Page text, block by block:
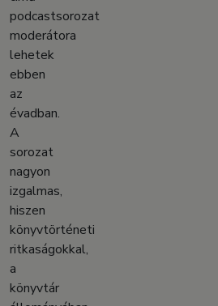
podcastsorozat
moderátora
lehetek
ebben
az
évadban.
A
sorozat
nagyon
izgalmas,
hiszen
könyvtörténeti
ritkaságokkal,
a
könyvtár